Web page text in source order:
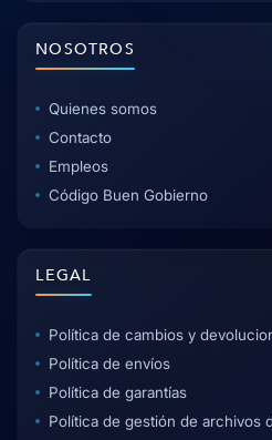
NOSOTROS
Quienes somos
Contacto
Empleos
Código Buen Gobierno
LEGAL
Política de cambios y
Política de envíos
Política de garantías
Política de gestión de archivos